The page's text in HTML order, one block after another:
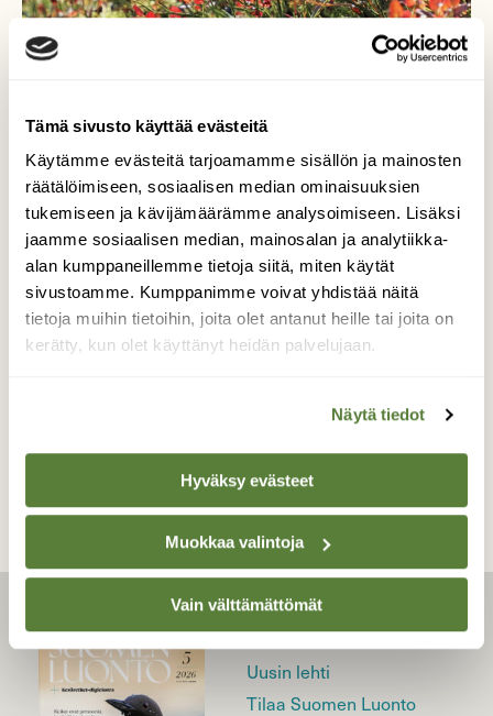
Tämä sivusto käyttää evästeitä
Käytämme evästeitä tarjoamamme sisällön ja mainosten
räätälöimiseen, sosiaalisen median ominaisuuksien
tukemiseen ja kävijämäärämme analysoimiseen. Lisäksi
jaamme sosiaalisen median, mainosalan ja analytiikka-
alan kumppaneillemme tietoja siitä, miten käytät
sivustoamme. Kumppanimme voivat yhdistää näitä
tietoja muihin tietoihin, joita olet antanut heille tai joita on
kerätty, kun olet käyttänyt heidän palvelujaan.
Näytä tiedot
Hyväksy evästeet
Muokkaa valintoja
Vain välttämättömät
Kesä vaihtuu syksyyn...
..mustikan lehdet punertuneet jo paikoin
syksyn väreihin.
Valokuvaaja: Arja Valtonen, Aurinkovuori, Asikkala
29.8.2021
TAKAISIN LISTAAN
LEHTI
Uusin lehti
Tilaa Suomen Luonto